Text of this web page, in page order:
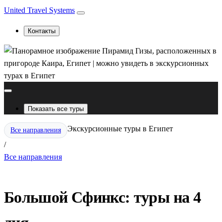
United Travel Systems
Контакты
Показать все туры
Все направления
/
Экскурсионные туры в Египет
Все направления
Большой Сфинкс: туры на 4